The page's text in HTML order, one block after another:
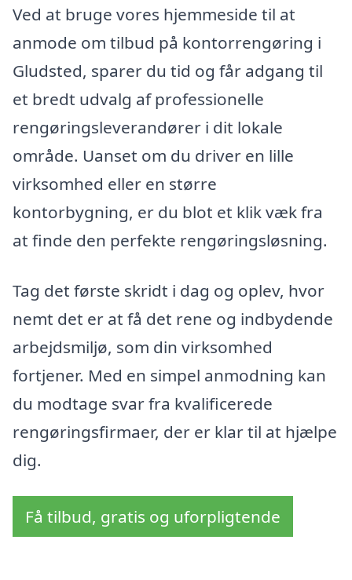
Ved at bruge vores hjemmeside til at
anmode om tilbud på kontorrengøring i
Gludsted, sparer du tid og får adgang til
et bredt udvalg af professionelle
rengøringsleverandører i dit lokale
område. Uanset om du driver en lille
virksomhed eller en større
kontorbygning, er du blot et klik væk fra
at finde den perfekte rengøringsløsning.
Tag det første skridt i dag og oplev, hvor
nemt det er at få det rene og indbydende
arbejdsmiljø, som din virksomhed
fortjener. Med en simpel anmodning kan
du modtage svar fra kvalificerede
rengøringsfirmaer, der er klar til at hjælpe
dig.
Få tilbud, gratis og uforpligtende